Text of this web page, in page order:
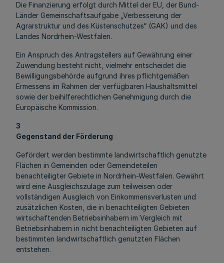
Die Finanzierung erfolgt durch Mittel der EU, der Bund-
Länder Gemeinschaftsaufgabe „Verbesserung der
Agrarstruktur und des Küstenschutzes“ (GAK) und des
Landes Nordrhein-Westfalen.
Ein Anspruch des Antragstellers auf Gewährung einer
Zuwendung besteht nicht, vielmehr entscheidet die
Bewilligungsbehörde aufgrund ihres pflichtgemäßen
Ermessens im Rahmen der verfügbaren Haushaltsmittel
sowie der beihilferechtlichen Genehmigung durch die
Europäische Kommission.
3
Gegenstand der Förderung
Gefördert werden bestimmte landwirtschaftlich genutzte
Flächen in Gemeinden oder Gemeindeteilen
benachteiligter Gebiete in Nordrhein-Westfalen. Gewährt
wird eine Ausgleichszulage zum teilweisen oder
vollständigen Ausgleich von Einkommensverlusten und
zusätzlichen Kosten, die in benachteiligten Gebieten
wirtschaftenden Betriebsinhabern im Vergleich mit
Betriebsinhabern in nicht benachteiligten Gebieten auf
bestimmten landwirtschaftlich genutzten Flächen
entstehen.